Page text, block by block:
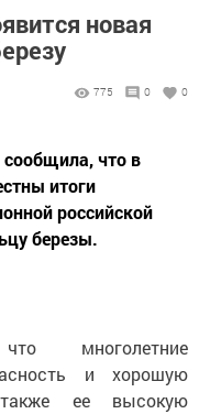
новая
775 0 0
что в
итоги
российской
березы.
многолетние
и хорошую
ее высокую